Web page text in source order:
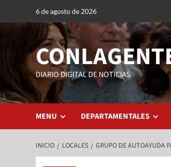
6 de agosto de 2026
DIARIO DIGITAL DE NOTICIAS
MENU DEPARTAMENTALES
INICIO LOCALES GRUPO DE AUTOAYUDA